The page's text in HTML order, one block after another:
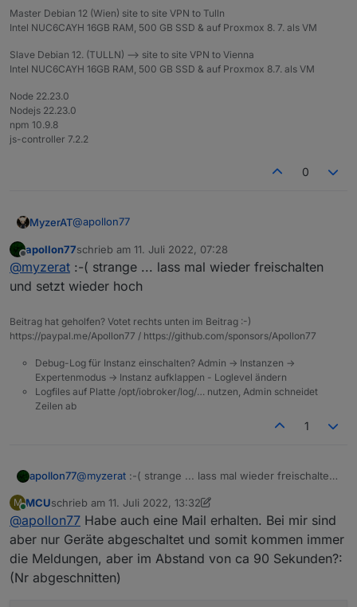
Master Debian 12 (Wien) site to site VPN to Tulln
Intel NUC6CAYH 16GB RAM, 500 GB SSD & auf Proxmox 8. 7. als VM
Slave Debian 12. (TULLN) --> site to site VPN to Vienna
Intel NUC6CAYH 16GB RAM, 500 GB SSD & auf Proxmox 8.7. als VM
Node 22.23.0
Nodejs 22.23.0
npm 10.9.8
js-controller 7.2.2
0
MyzerAT@apollon77
sieht so aus als wäre es das doch nicht
apollon77schrieb am 11. Juli 2022, 07:28
zuletzt editiert von
@myzerat :-( strange ... lass mal wieder freischalten
und setzt wieder hoch
Beitrag hat geholfen? Votet rechts unten im Beitrag :-)
https://paypal.me/Apollon77 / https://github.com/sponsors/Apollon77
Debug-Log für Instanz einschalten? Admin -> Instanzen ->
Expertenmodus -> Instanz aufklappen - Loglevel ändern
Logfiles auf Platte /opt/iobroker/log/… nutzen, Admin schneidet
Zeilen ab
1
apollon77@myzerat :-( strange ... lass mal wieder freischalten
M
Online
MCUschrieb am 11. Juli 2022, 13:32
zuletzt editiert von MCU 7. Nov. 2022, 15:36
@apollon77 Habe auch eine Mail erhalten. Bei mir sind
aber nur Geräte abgeschaltet und somit kommen immer
die Meldungen, aber im Abstand von ca 90 Sekunden?:
(Nr abgeschnitten)